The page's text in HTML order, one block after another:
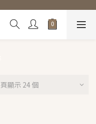
顯示 24 個